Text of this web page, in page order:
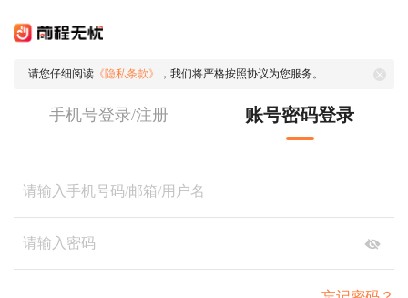
请您仔细阅读 《隐私条款》 ，我们将严格按照协议为您服务。
手机号登录/注册 账号密码登录